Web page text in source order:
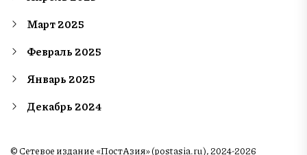
Март 2025
Февраль 2025
Январь 2025
Декабрь 2024
© Сетевое издание «ПостАзия» (postasia.ru), 2024-2026